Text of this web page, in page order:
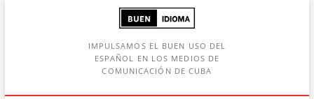
IMPULSAMOS EL BUEN USO DEL
ESPAÑOL EN LOS MEDIOS DE
COMUNICACIÓN DE CUBA